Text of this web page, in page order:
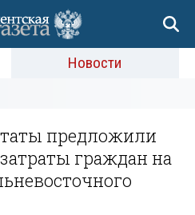
Новости
предложили
граждан на